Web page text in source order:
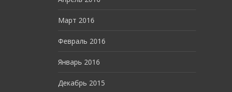
Март 2016
Февраль 2016
Январь 2016
Декабрь 2015